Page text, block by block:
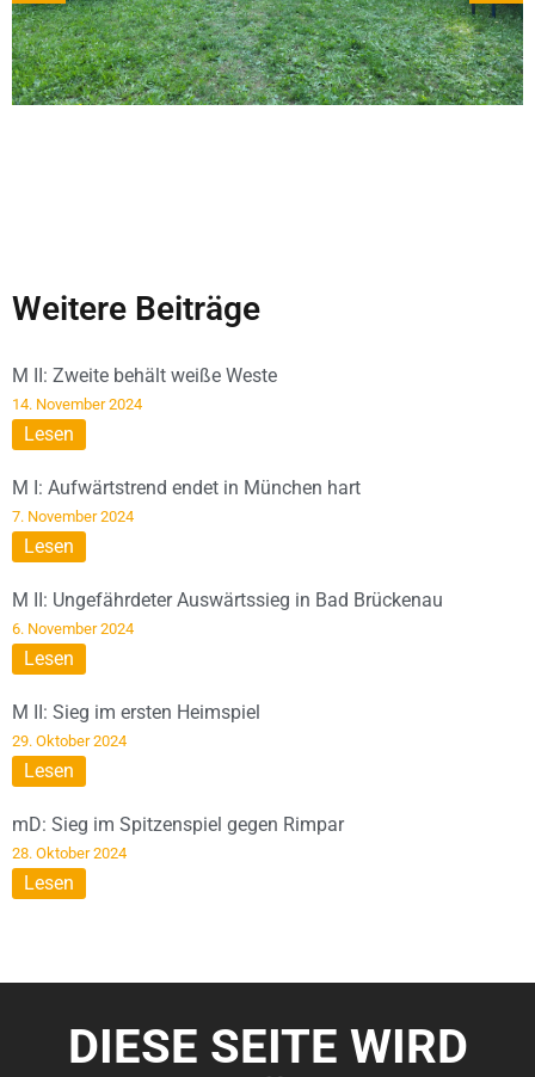
Weitere Beiträge
M II: Zweite behält weiße Weste
14. November 2024
Lesen
M I: Aufwärtstrend endet in München hart
7. November 2024
Lesen
M II: Ungefährdeter Auswärtssieg in Bad Brückenau
6. November 2024
Lesen
M II: Sieg im ersten Heimspiel
29. Oktober 2024
Lesen
mD: Sieg im Spitzenspiel gegen Rimpar
28. Oktober 2024
Lesen
DIESE SEITE WIRD